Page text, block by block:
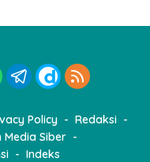
Policy
Redaksi
Media Siber
Indeks